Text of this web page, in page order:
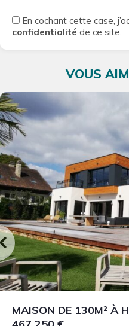
En cochant cette case,
confidentialité de ce site.
VOUS
MAISON DE 130M² À